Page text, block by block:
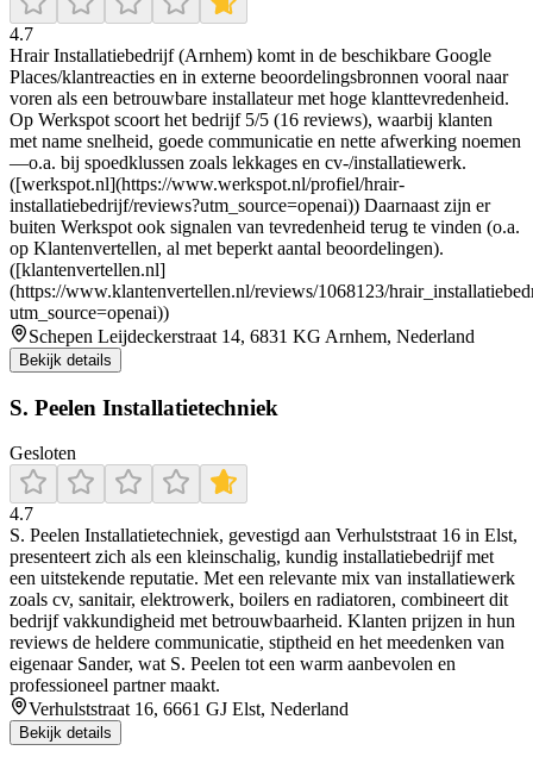
4.7
Hrair Installatiebedrijf (Arnhem) komt in de beschikbare Google
Places/klantreacties en in externe beoordelingsbronnen vooral naar
voren als een betrouwbare installateur met hoge klanttevredenheid.
Op Werkspot scoort het bedrijf 5/5 (16 reviews), waarbij klanten
met name snelheid, goede communicatie en nette afwerking noemen
—o.a. bij spoedklussen zoals lekkages en cv-/installatiewerk.
([werkspot.nl](https://www.werkspot.nl/profiel/hrair-
installatiebedrijf/reviews?utm_source=openai)) Daarnaast zijn er
buiten Werkspot ook signalen van tevredenheid terug te vinden (o.a.
op Klantenvertellen, al met beperkt aantal beoordelingen).
([klantenvertellen.nl]
(https://www.klantenvertellen.nl/reviews/1068123/
utm_source=openai))
Schepen Leijdeckerstraat 14, 6831 KG Arnhem, Nederland
Bekijk details
S. Peelen Installatietechniek
Gesloten
4.7
S. Peelen Installatietechniek, gevestigd aan Verhulststraat 16 in Elst,
presenteert zich als een kleinschalig, kundig installatiebedrijf met
een uitstekende reputatie. Met een relevante mix van installatiewerk
zoals cv, sanitair, elektrowerk, boilers en radiatoren, combineert dit
bedrijf vakkundigheid met betrouwbaarheid. Klanten prijzen in hun
reviews de heldere communicatie, stiptheid en het meedenken van
eigenaar Sander, wat S. Peelen tot een warm aanbevolen en
professioneel partner maakt.
Verhulststraat 16, 6661 GJ Elst, Nederland
Bekijk details